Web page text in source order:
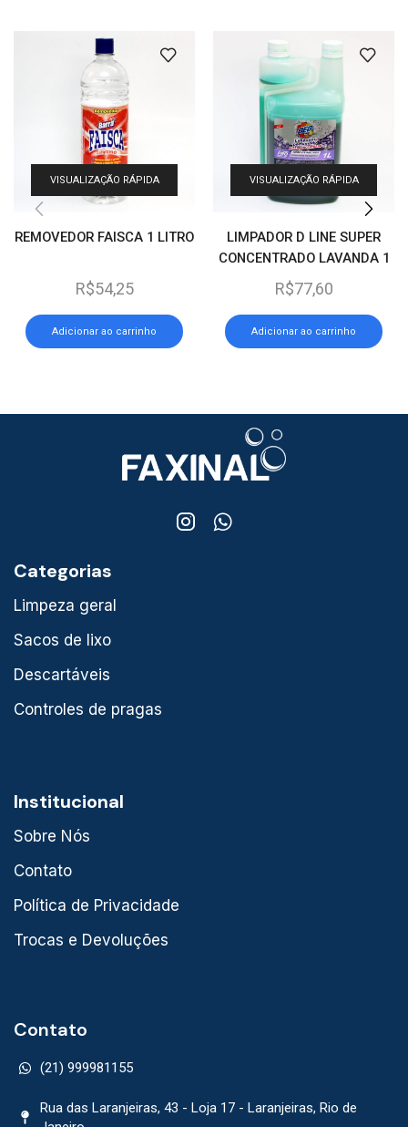
VISUALIZAÇÃO RÁPIDA
REMOVEDOR FAISCA 1 LITRO
R$54,25
Adicionar ao carrinho
VISUALIZAÇÃO RÁPIDA
LIMPADOR D LINE SUPER
CONCENTRADO LAVANDA 1
LITRO
R$77,60
Adicionar ao carrinho
Categorias
Limpeza geral
Sacos de lixo
Descartáveis
Controles de pragas
Institucional
Sobre Nós
Contato
Política de Privacidade
Trocas e Devoluções
Contato
(21) 999981155
Rua das Laranjeiras, 43 - Loja 17 - Laranjeiras, Rio de